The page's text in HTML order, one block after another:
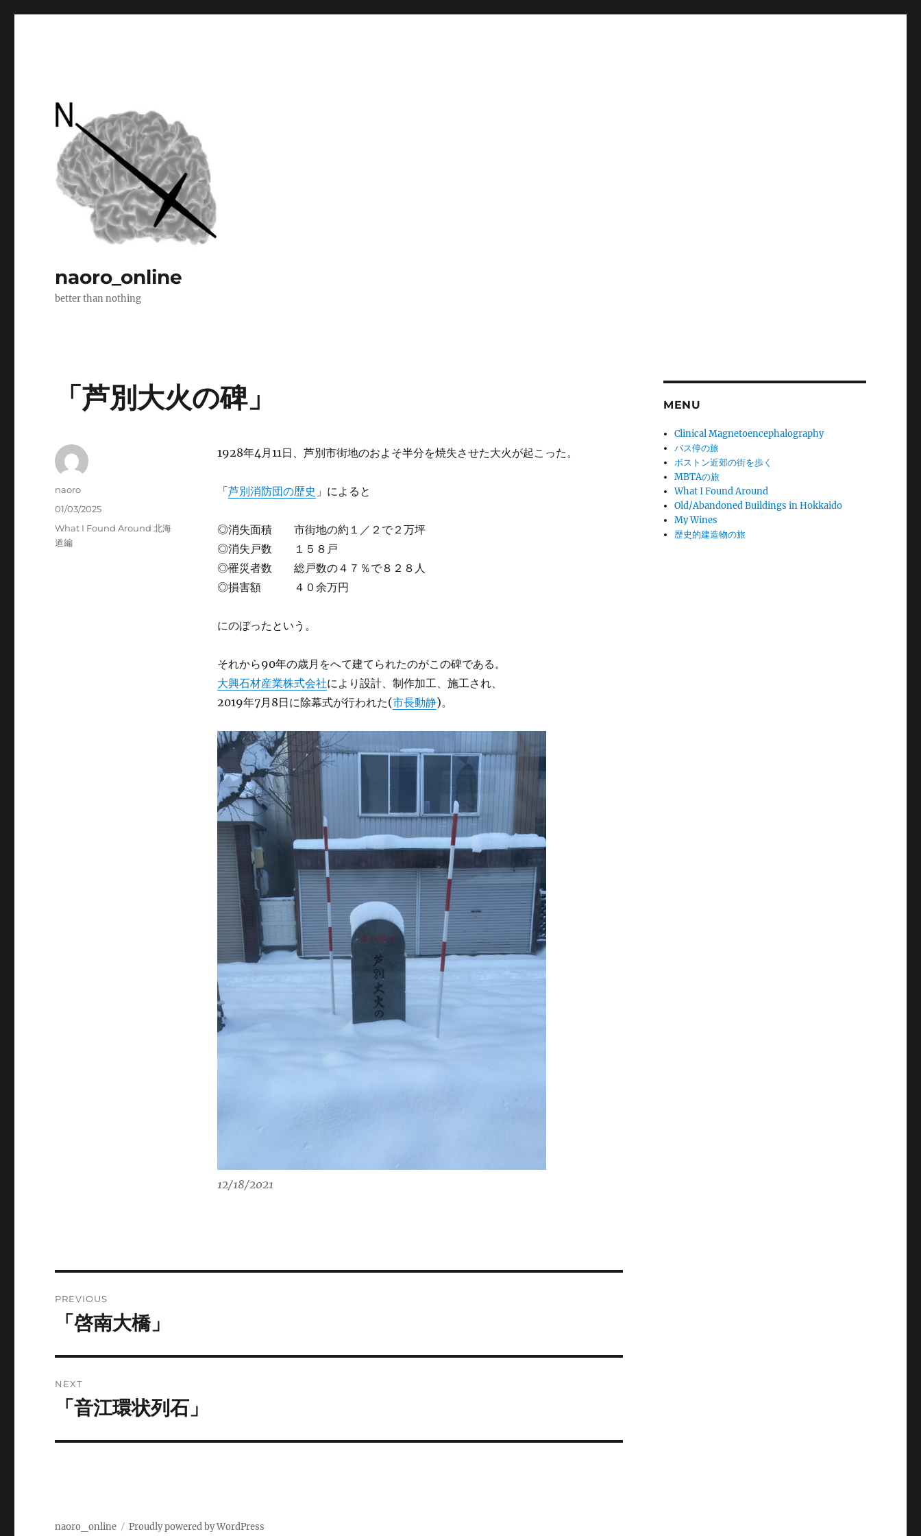
naoro_online
better than nothing
「芦別大火の碑」
1928年4月11日、芦別市街地のおよそ半分を焼失させた大火が起こった。
「芦別消防団の歴史 」によると
◎消失面積 市街地の約１／２で２万坪
◎消失戸数 １５８戸
◎罹災者数 総戸数の４７％で８２８人
◎損害額 ４０余万円
にのぼったという。
それから90年の歳月をへて建てられたのがこの碑である。
大興石材産業株式会社により設計、制作加工、施工され、
2019年7月8日に除幕式が行われた(市長動静)。
12/18/2021
Author
naoro
Posted
on
01/03/2025
Categories
What I Found Around 北海
道編
navigation
PREVIOUS
Previous
「啓南大橋」
NEXT
Next
「音江環状列石」
MENU
Clinical Magnetoencephalography
バス停の旅
ボストン近郊の街を歩く
MBTAの旅
What I Found Around
Old/Abandoned Buildings in Hokkaido
My Wines
歴史的建造物の旅
naoro_online Proudly powered by WordPress